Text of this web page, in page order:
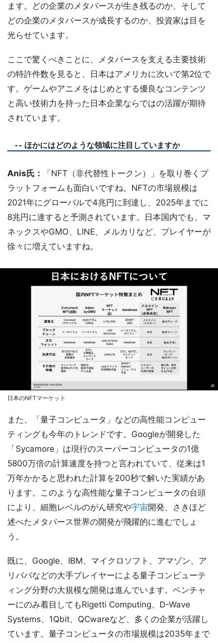
ます。どの企業のメタバースが生き残るのか、そして
どの企業のメタバースが成長するのか、投資家は目を
光らせています。
ここで驚くべきことに、メタバースを支える主要技術
の特許件数を見ると、日本はアメリカに次いで第2位で
す。ゲームやアニメをはじめとする優良なコンテンツ
と高い技術力を持った日本企業ならではの活躍が期待
されています。
-- ほかにはどのような領域に注目していますか
Anis氏：
「NFT（非代替性トークン）」を取り巻くプ
ラットフォームも面白いですね。NFTの市場規模は
2021年にグローバルで4兆円に到達し、2025年までに
8兆円に達すると予測されています。日本国内でも、マ
ネックスやGMO、LINE、メルカリなど、プレイヤーが
徐々に増えていますね。
日本のNFTマーケット
また、「量子コンピュータ」などの高性能コンピュー
ティングも今年のトレンドです。Googleが開発した
「Sycamore」は現行のスーパーコンピュータの1億
5800万倍の計算速度を持つと言われていて、従来は1
万年かかると思われた計算を200秒で解いた実績があ
ります。このような高性能な量子コンピュータの台頭
により、細胞レベルのがん研究や宇宙開発、さきほど
述べたメタバース世界の開発が飛躍的に進むでしょ
う。
既に、Google、IBM、マイクロソフト、アマゾン、ア
リババなどの大手プレイヤーによる量子コンピューテ
ィング分野の大規模な開発は進んでいます。ベンチャ
ーにのみ着目してもRigetti Computing、D-Wave
Systems、1Qbit、QCwareなど、多くの企業が活躍し
ています。量子コンピュータの市場規模は2035年まで